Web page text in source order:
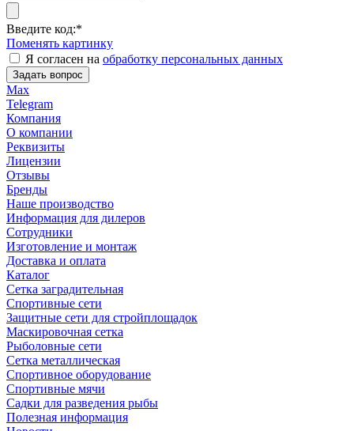
Введите код:*
Поменять картинку
Я согласен на обработку персональных данных
Задать вопрос
Max
Telegram
Компания
О компании
Реквизиты
Лицензии
Отзывы
Бренды
Наше производство
Информация для дилеров
Сотрудники
Изготовление и монтаж
Доставка и оплата
Каталог
Сетка заградительная
Спортивные сети
Защитные сети для стройплощадок
Маскировочная сетка
Рыболовные сети
Сетка металлическая
Спортивное оборудование
Спортивные мячи
Садки для разведения рыбы
Полезная информация